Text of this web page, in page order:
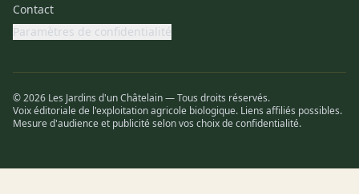
Contact
Paramètres de confidentialité
© 2026 Les Jardins d'un Châtelain — Tous droits réservés.
Voix éditoriale de l'exploitation agricole biologique. Liens affiliés possibles.
Mesure d'audience et publicité selon vos choix de confidentialité.